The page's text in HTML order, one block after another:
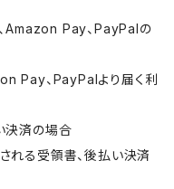
Amazon Pay、PayPalの
Pay、PayPalより届く利
決済の場合
れる受領書、後払い決済